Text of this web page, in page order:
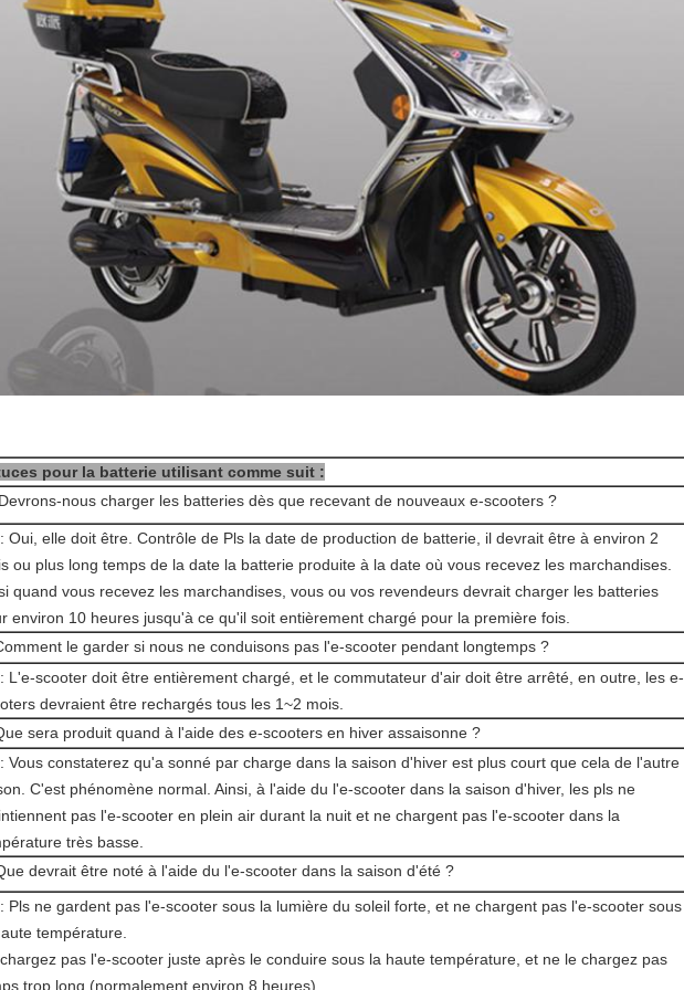
pour la batterie utilisant comme suit :
nous charger les batteries dès que recevant de nouveaux e-scooters ?
Oui, elle doit être. Contrôle de Pls la date de production de batterie, il devrait être à environ 2
ou plus long temps de la date la batterie produite à la date où vous recevez les marchandises.
quand vous recevez les marchandises, vous ou vos revendeurs devrait charger les batteries
environ 10 heures jusqu'à ce qu'il soit entièrement chargé pour la première fois.
le garder si nous ne conduisons pas l'e-scooter pendant longtemps ?
L'e-scooter doit être entièrement chargé, et le commutateur d'air doit être arrêté, en outre, les e-
devraient être rechargés tous les 1~2 mois.
sera produit quand à l'aide des e-scooters en hiver assaisonne ?
Vous constaterez qu'a sonné par charge dans la saison d'hiver est plus court que cela de l'autre
C'est phénomène normal. Ainsi, à l'aide du l'e-scooter dans la saison d'hiver, les pls ne
pas l'e-scooter en plein air durant la nuit et ne chargent pas l'e-scooter dans la
très basse.
devrait être noté à l'aide du l'e-scooter dans la saison d'été ?
Pls ne gardent pas l'e-scooter sous la lumière du soleil forte, et ne chargent pas l'e-scooter sous
température.
pas l'e-scooter juste après le conduire sous la haute température, et ne le chargez pas
trop long (normalement environ 8 heures)